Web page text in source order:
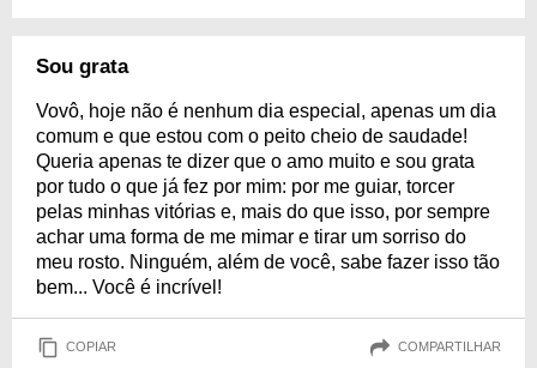
Sou grata
Vovô, hoje não é nenhum dia especial, apenas um dia
comum e que estou com o peito cheio de saudade!
Queria apenas te dizer que o amo muito e sou grata
por tudo o que já fez por mim: por me guiar, torcer
pelas minhas vitórias e, mais do que isso, por sempre
achar uma forma de me mimar e tirar um sorriso do
meu rosto. Ninguém, além de você, sabe fazer isso tão
bem... Você é incrível!
COPIAR COMPARTILHAR